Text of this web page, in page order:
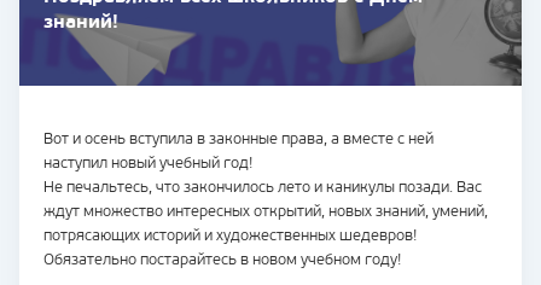
знаний!
Вот и осень вступила в законные права, а вместе с ней
наступил новый учебный год!
Не печальтесь, что закончилось лето и каникулы позади. Вас
ждут множество интересных открытий, новых знаний, умений,
потрясающих историй и художественных шедевров!
Обязательно постарайтесь в новом учебном году!